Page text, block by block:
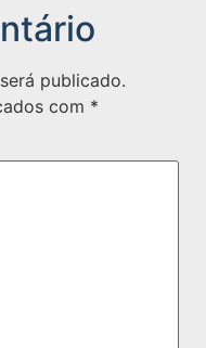
publicado.
com *